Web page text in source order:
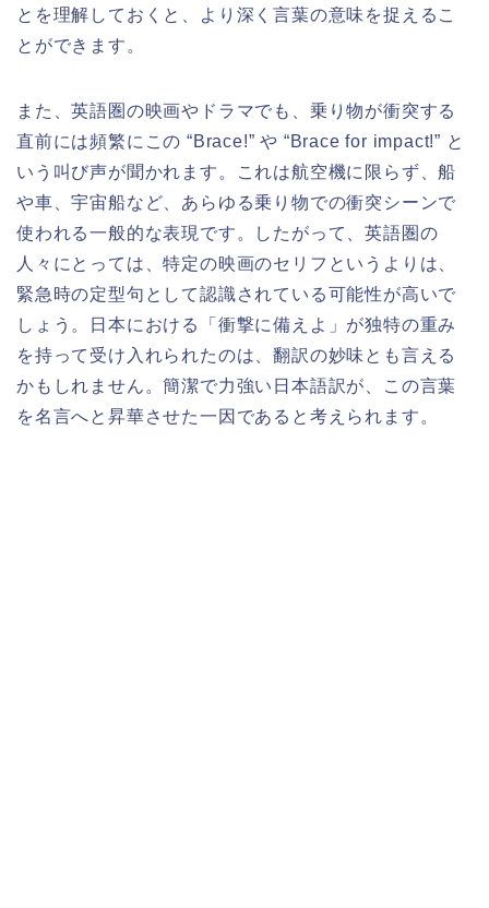
とを理解しておくと、より深く言葉の意味を捉えるこ
とができます。
また、英語圏の映画やドラマでも、乗り物が衝突する
直前には頻繁にこの “Brace!” や “Brace for impact!” と
いう叫び声が聞かれます。これは航空機に限らず、船
や車、宇宙船など、あらゆる乗り物での衝突シーンで
使われる一般的な表現です。したがって、英語圏の
人々にとっては、特定の映画のセリフというよりは、
緊急時の定型句として認識されている可能性が高いで
しょう。日本における「衝撃に備えよ」が独特の重み
を持って受け入れられたのは、翻訳の妙味とも言える
かもしれません。簡潔で力強い日本語訳が、この言葉
を名言へと昇華させた一因であると考えられます。